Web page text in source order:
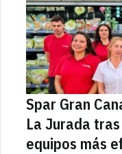
Spar Gran
La Jurada
equipos más